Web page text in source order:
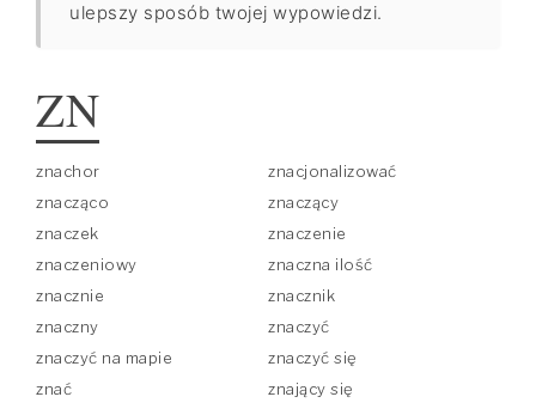
ulepszy sposób twojej wypowiedzi.
ZN
znachor
znacjonalizować
znacząco
znaczący
znaczek
znaczenie
znaczeniowy
znaczna ilość
znacznie
znacznik
znaczny
znaczyć
znaczyć na mapie
znaczyć się
znać
znający się